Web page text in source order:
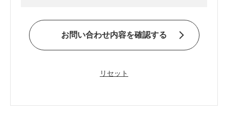
お問い合わせ内容を確認する
リセット